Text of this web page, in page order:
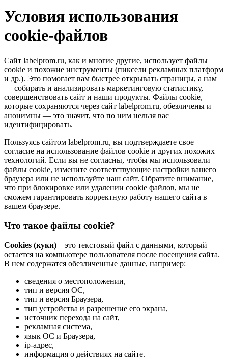
Условия использования
cookie-файлов
Сайт labelprom.ru, как и многие другие, использует файлы
cookie и похожие инструменты (пиксели рекламных платформ
и др.). Это помогает вам быстрее открывать страницы, а нам
— собирать и анализировать маркетинговую статистику,
совершенствовать сайт и наши продукты. Файлы сookie,
которые сохраняются через сайт labelprom.ru, обезличены и
анонимны — это значит, что по ним нельзя вас
идентифицировать.
Пользуясь сайтом labelprom.ru, вы подтверждаете свое
согласие на использование файлов cookie и других похожих
технологий. Если вы не согласны, чтобы мы использовали
файлы cookie, измените соответствующие настройки вашего
браузера или не используйте наш сайт. Обратите внимание,
что при блокировке или удалении cookie файлов, мы не
сможем гарантировать корректную работу нашего сайта в
вашем браузере.
Что такое файлы cookie?
Cookies (куки) – это текстовый файл с данными, который
остается на компьютере пользователя после посещения сайта.
В нем содержатся обезличенные данные, например:
сведения о местоположении,
тип и версия ОС,
тип и версия Браузера,
тип устройства и разрешение его экрана,
источник перехода на сайт,
рекламная система,
язык ОС и Браузера,
ip-адрес,
информация о действиях на сайте.